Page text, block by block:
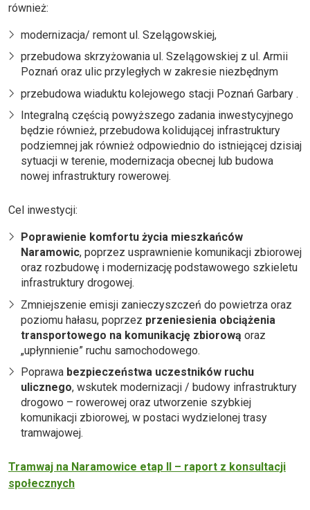
również:
modernizacja/ remont ul. Szelągowskiej,
przebudowa skrzyżowania ul. Szelągowskiej z ul. Armii
Poznań oraz ulic przyległych w zakresie niezbędnym
przebudowa wiaduktu kolejowego stacji Poznań Garbary .
Integralną częścią powyższego zadania inwestycyjnego
będzie również, przebudowa kolidującej infrastruktury
podziemnej jak również odpowiednio do istniejącej dzisiaj
sytuacji w terenie, modernizacja obecnej lub budowa
nowej infrastruktury rowerowej.
Cel inwestycji:
Poprawienie komfortu życia mieszkańców
Naramowic, poprzez usprawnienie komunikacji zbiorowej
oraz rozbudowę i modernizację podstawowego szkieletu
infrastruktury drogowej.
Zmniejszenie emisji zanieczyszczeń do powietrza oraz
poziomu hałasu, poprzez przeniesienia obciążenia
transportowego na komunikację zbiorową oraz
„upłynnienie” ruchu samochodowego.
Poprawa bezpieczeństwa uczestników ruchu
ulicznego, wskutek modernizacji / budowy infrastruktury
drogowo – rowerowej oraz utworzenie szybkiej
komunikacji zbiorowej, w postaci wydzielonej trasy
tramwajowej.
Tramwaj na Naramowice etap II – raport z konsultacji
społecznych